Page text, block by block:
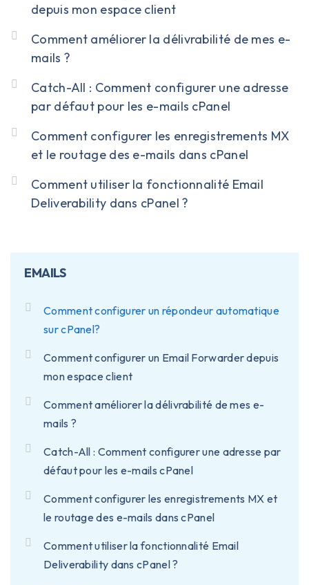
depuis mon espace client
Comment améliorer la délivrabilité de mes e-
mails ?
Catch-All : Comment configurer une adresse
par défaut pour les e-mails cPanel
Comment configurer les enregistrements MX
et le routage des e-mails dans cPanel
Comment utiliser la fonctionnalité Email
Deliverability dans cPanel ?
EMAILS
Comment configurer un répondeur automatique
sur cPanel?
Comment configurer un Email Forwarder depuis
mon espace client
Comment améliorer la délivrabilité de mes e-
mails ?
Catch-All : Comment configurer une adresse par
défaut pour les e-mails cPanel
Comment configurer les enregistrements MX et
le routage des e-mails dans cPanel
Comment utiliser la fonctionnalité Email
Deliverability dans cPanel ?